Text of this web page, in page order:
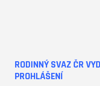
RODINNÝ SVAZ ČR
PROHLÁŠENÍ